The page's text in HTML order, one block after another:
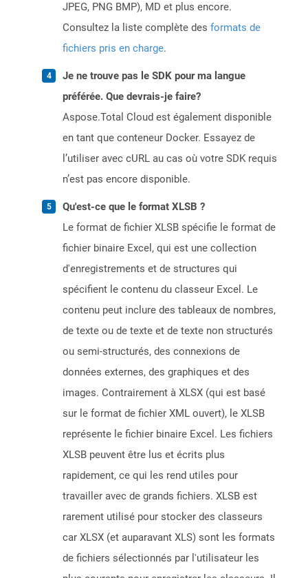
JPEG, PNG BMP), MD et plus encore.
Consultez la liste complète des formats de
fichiers pris en charge.
Je ne trouve pas le SDK pour ma langue
préférée. Que devrais-je faire?
Aspose.Total Cloud est également disponible
en tant que conteneur Docker. Essayez de
l’utiliser avec cURL au cas où votre SDK requis
n’est pas encore disponible.
Qu'est-ce que le format XLSB ?
Le format de fichier XLSB spécifie le format de
fichier binaire Excel, qui est une collection
d'enregistrements et de structures qui
spécifient le contenu du classeur Excel. Le
contenu peut inclure des tableaux de nombres,
de texte ou de texte et de texte non structurés
ou semi-structurés, des connexions de
données externes, des graphiques et des
images. Contrairement à XLSX (qui est basé
sur le format de fichier XML ouvert), le XLSB
représente le fichier binaire Excel. Les fichiers
XLSB peuvent être lus et écrits plus
rapidement, ce qui les rend utiles pour
travailler avec de grands fichiers. XLSB est
rarement utilisé pour stocker des classeurs
car XLSX (et auparavant XLS) sont les formats
de fichiers sélectionnés par l'utilisateur les